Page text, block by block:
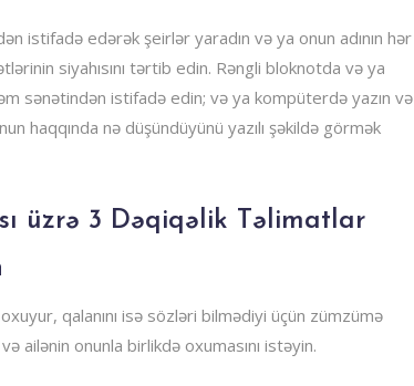
istifadə edərək şeirlər yaradın və ya onun adının hər
siyahısını tərtib edin. Rəngli bloknotda və ya
sənətindən istifadə edin; və ya kompüterdə yazın və
haqqında nə düşündüyünü yazılı şəkildə görmək
üzrə 3 Dəqiqəlik Təlimatlar
qalanını isə sözləri bilmədiyi üçün zümzümə
ailənin onunla birlikdə oxumasını istəyin.